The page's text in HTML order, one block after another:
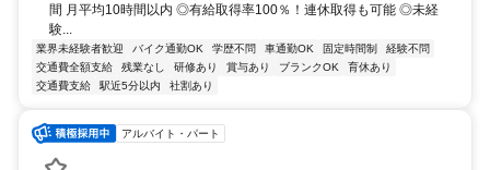
間 月平均10時間以内 ◎有給取得率100％！連休取得も可能 ◎未経
験...
業界未経験者歓迎 バイク通勤OK 学歴不問 車通勤OK 固定時間制
経験不問
交通費全額支給
残業なし 研修あり 賞与あり ブランクOK
育休あり
交通費支給
駅近5分以内 社割あり
アルバイト・パート